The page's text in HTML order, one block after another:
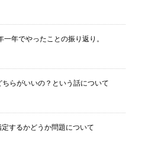
年でやったことの振り返り。
らがいいの？という話について
するかどうか問題について